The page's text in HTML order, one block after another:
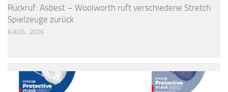
Rückruf: Asbest – Woolworth ruft verschiedene Stretch
Spielzeuge zurück
6 AUG., 2026